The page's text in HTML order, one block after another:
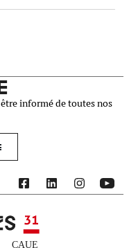
informé de toutes nos